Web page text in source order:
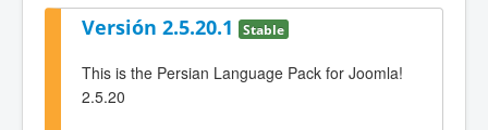
Versión 2.5.20.1 Stable
This is the Persian Language Pack for Joomla!
2.5.20